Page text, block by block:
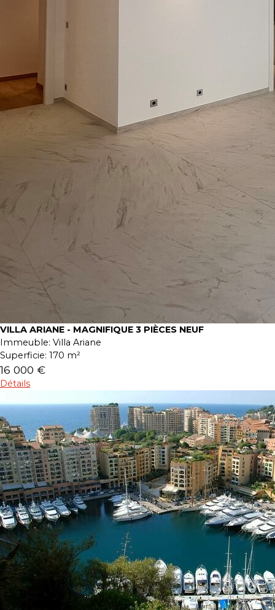
VILLA ARIANE - MAGNIFIQUE 3 PIÈCES NEUF
Immeuble: Villa Ariane
Superficie: 170 m²
16 000 €
Détails